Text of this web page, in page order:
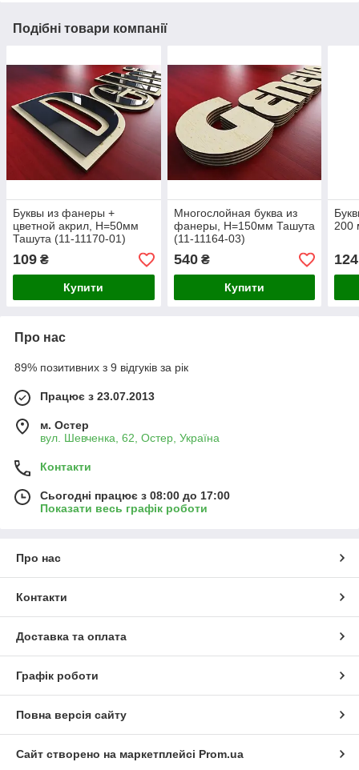
Подібні товари компанії
Буквы из фанеры +
цветной акрил, H=50мм
Ташута (11-11170-01)
109 ₴
Купити
Многослойная буква из
фанеры, H=150мм Ташута
(11-11164-03)
540₴
Купити
200
124
Про нас
89% позитивних з 9 відгуків за рік
Працює з 23.07.2013
м. Остер
вул. Шевченка, 62, Остер, Україна
Контакти
Сьогодні працює з 08:00 до 17:00
Показати весь графік роботи
Про нас
Контакти
Доставка та оплата
Графік роботи
Повна версія сайту
Сайт створено на маркетплейсі Prom.ua